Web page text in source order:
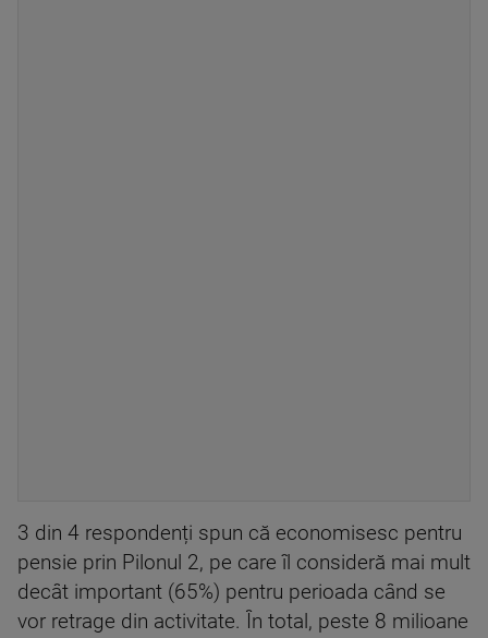
3 din 4 respondenți spun că economisesc pentru
pensie prin Pilonul 2, pe care îl consideră mai mult
decât important (65%) pentru perioada când se
vor retrage din activitate. În total, peste 8 milioane